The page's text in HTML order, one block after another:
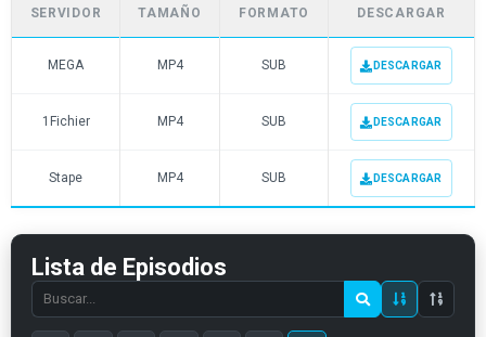
SERVIDOR TAMAÑO FORMATO DESCARGAR
MEGA MP4 SUB DESCARGAR
1Fichier MP4 SUB DESCARGAR
Stape MP4 SUB DESCARGAR
Lista de Episodios
Search
episode